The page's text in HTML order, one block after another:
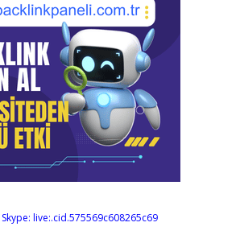
Skype: live:.cid.575569c608265c69